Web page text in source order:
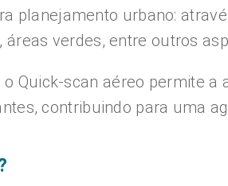
planejamento urbano:
verdes, entre outros
Quick-scan aéreo permite
contribuindo para uma